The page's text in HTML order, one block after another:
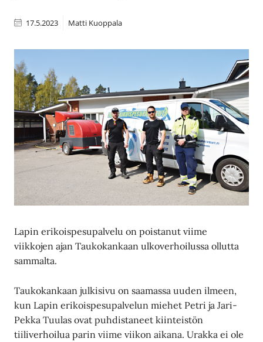
17.5.2023 Matti Kuoppala
Lapin erikoispesupalvelu on poistanut viime
viikkojen ajan Taukokankaan ulkoverhoilussa ollutta
sammalta.
Taukokankaan julkisivu on saamassa uuden ilmeen,
kun Lapin erikoispesupalvelun miehet Petri ja Jari-
Pekka Tuulas ovat puhdistaneet kiinteistön
tiiliverhoilua parin viime viikon aikana. Urakka ei ole